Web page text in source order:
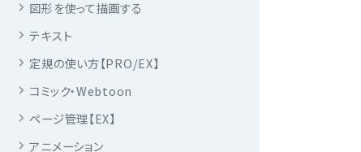
図形を使って描画する
テキスト
定規の使い方【PRO/EX】
コミック・Webtoon
ページ管理【EX】
アニメーション